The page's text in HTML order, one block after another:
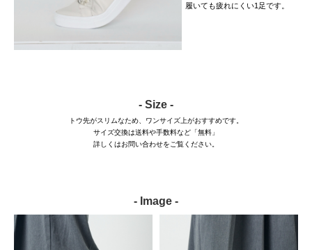
履いても疲れにくい1足です。
- Size -
トウ先がスリムなため、ワンサイズ上がおすすめです。
サイズ交換は送料や手数料など「無料」
詳しくはお問い合わせをご覧ください。
- Image -